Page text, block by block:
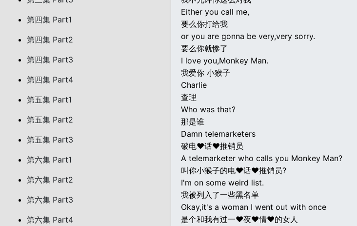
第四集 Part1
第四集 Part2
第四集 Part3
第四集 Part4
第五集 Part1
第五集 Part2
第五集 Part3
第六集 Part1
第六集 Part2
第六集 Part3
第六集 Part4
Either you call me,
要么你打给我
or you are gonna be very,very sorry.
要么你就惨了
I love you,Monkey Man.
我爱你 小猴子
Charlie
查理
Who was that?
那是谁
Damn telemarketers
破电♥话♥推销员
A telemarketer who calls you Monkey Man?
叫你小猴子的电♥话♥推销员?
I'm on some weird list.
我被列入了一些黑名单
Okay,it's a woman I went out with once
是个和我有过一♥夜♥情♥的女人